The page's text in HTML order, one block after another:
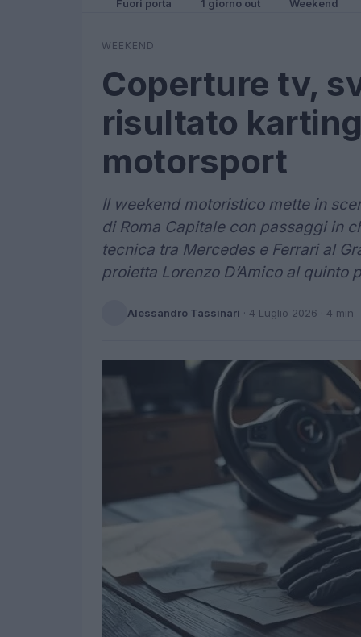
Fuori porta 1 giorno out Weekend
WEEKEND
Coperture tv,
risultato
motorsport
Il weekend motoristico mette in
di Roma Capitale con passaggi in
tecnica tra Mercedes e Ferrari al
proietta Lorenzo D’Amico al
Alessandro Tassinari · 4 Luglio 2026 · 4 min